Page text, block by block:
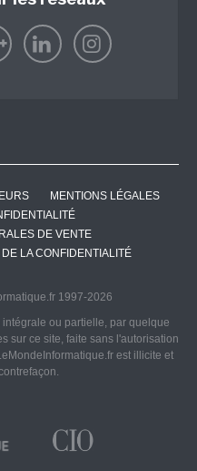
MENTIONS LÉGALES
DE VENTE
LA CONFIDENTIALITÉ
1997-2026
ou partielle, par quelque
sur ce site, faite sans l'autorisation
est illicite et